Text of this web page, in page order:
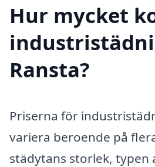
Hur mycket
Ransta?
Priserna för
variera beroende på
städytans storlek, typen